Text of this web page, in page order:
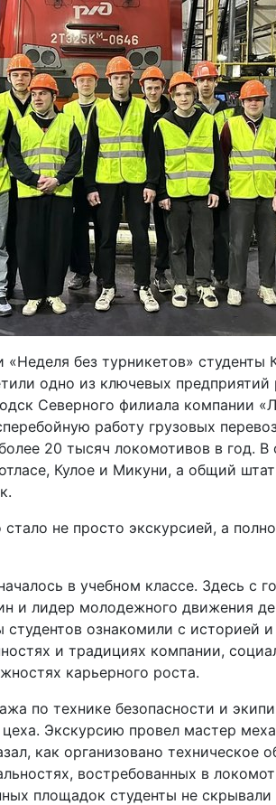
без турникетов» студенты
одно из ключевых предприятий
Северного филиала компании
работу грузовых
20 тысяч локомотивов в год. В
Кулое и Микуни, а общий
не просто экскурсией, а
в учебном классе. Здесь с
и лидер молодежного движения
ознакомили с историей
и традициях компании,
карьерного роста.
по технике безопасности и
Экскурсию провел мастер
как организовано техническое
востребованных в
площадок студенты не скрывали